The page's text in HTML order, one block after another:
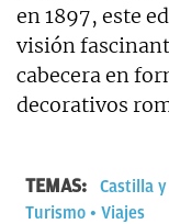
en 1897, este
visión
cabecera en
decorativos
TEMAS: Castilla
Turismo
Viajes